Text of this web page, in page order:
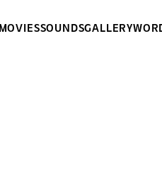
MOVIESSOUNDSGALLERY